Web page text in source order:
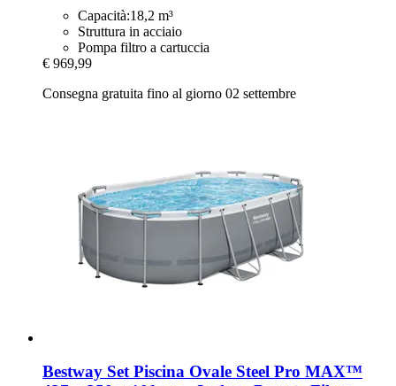
Capacità:18,2 m³
Struttura in acciaio
Pompa filtro a cartuccia
€ 969,99
Consegna gratuita fino al giorno 02 settembre
Bestway Set Piscina Ovale Steel Pro MAX™